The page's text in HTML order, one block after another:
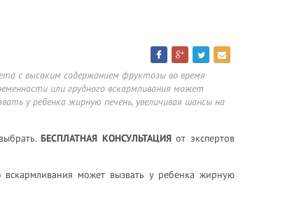
с высоким содержанием фруктозы во время
или грудного вскармливания может
у ребенка жирную печень, увеличивая шансы на
БЕСПЛАТНАЯ КОНСУЛЬТАЦИЯот экспертов
может вызвать у ребенка жирную